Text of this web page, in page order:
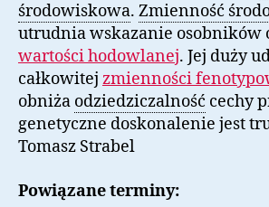
środowiskowa. Zmienność
utrudnia wskazanie osobników
wartości hodowlanej. Jej duży
całkowitej zmienności
obniża odziedziczalność cechy
genetyczne doskonalenie jest
Tomasz Strabel
Powiązane terminy: